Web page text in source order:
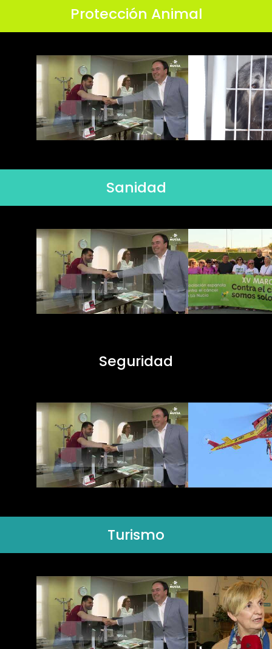
Protección Animal
Sanidad
Seguridad
Turismo